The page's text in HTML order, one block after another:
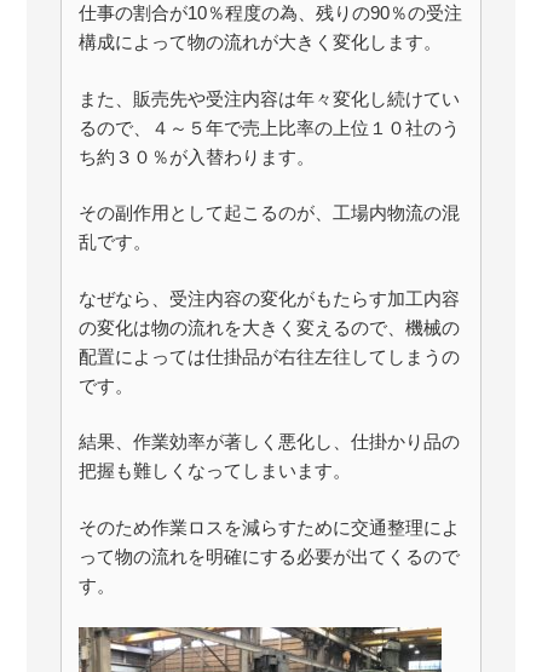
仕事の割合が10％程度の為、残りの90％の受注
構成によって物の流れが大きく変化します。
また、販売先や受注内容は年々変化し続けてい
るので、４～５年で売上比率の上位１０社のう
ち約３０％が入替わります。
その副作用として起こるのが、工場内物流の混
乱です。
なぜなら、受注内容の変化がもたらす加工内容
の変化は物の流れを大きく変えるので、機械の
配置によっては仕掛品が右往左往してしまうの
です。
結果、作業効率が著しく悪化し、仕掛かり品の
把握も難しくなってしまいます。
そのため作業ロスを減らすために交通整理によ
って物の流れを明確にする必要が出てくるので
す。